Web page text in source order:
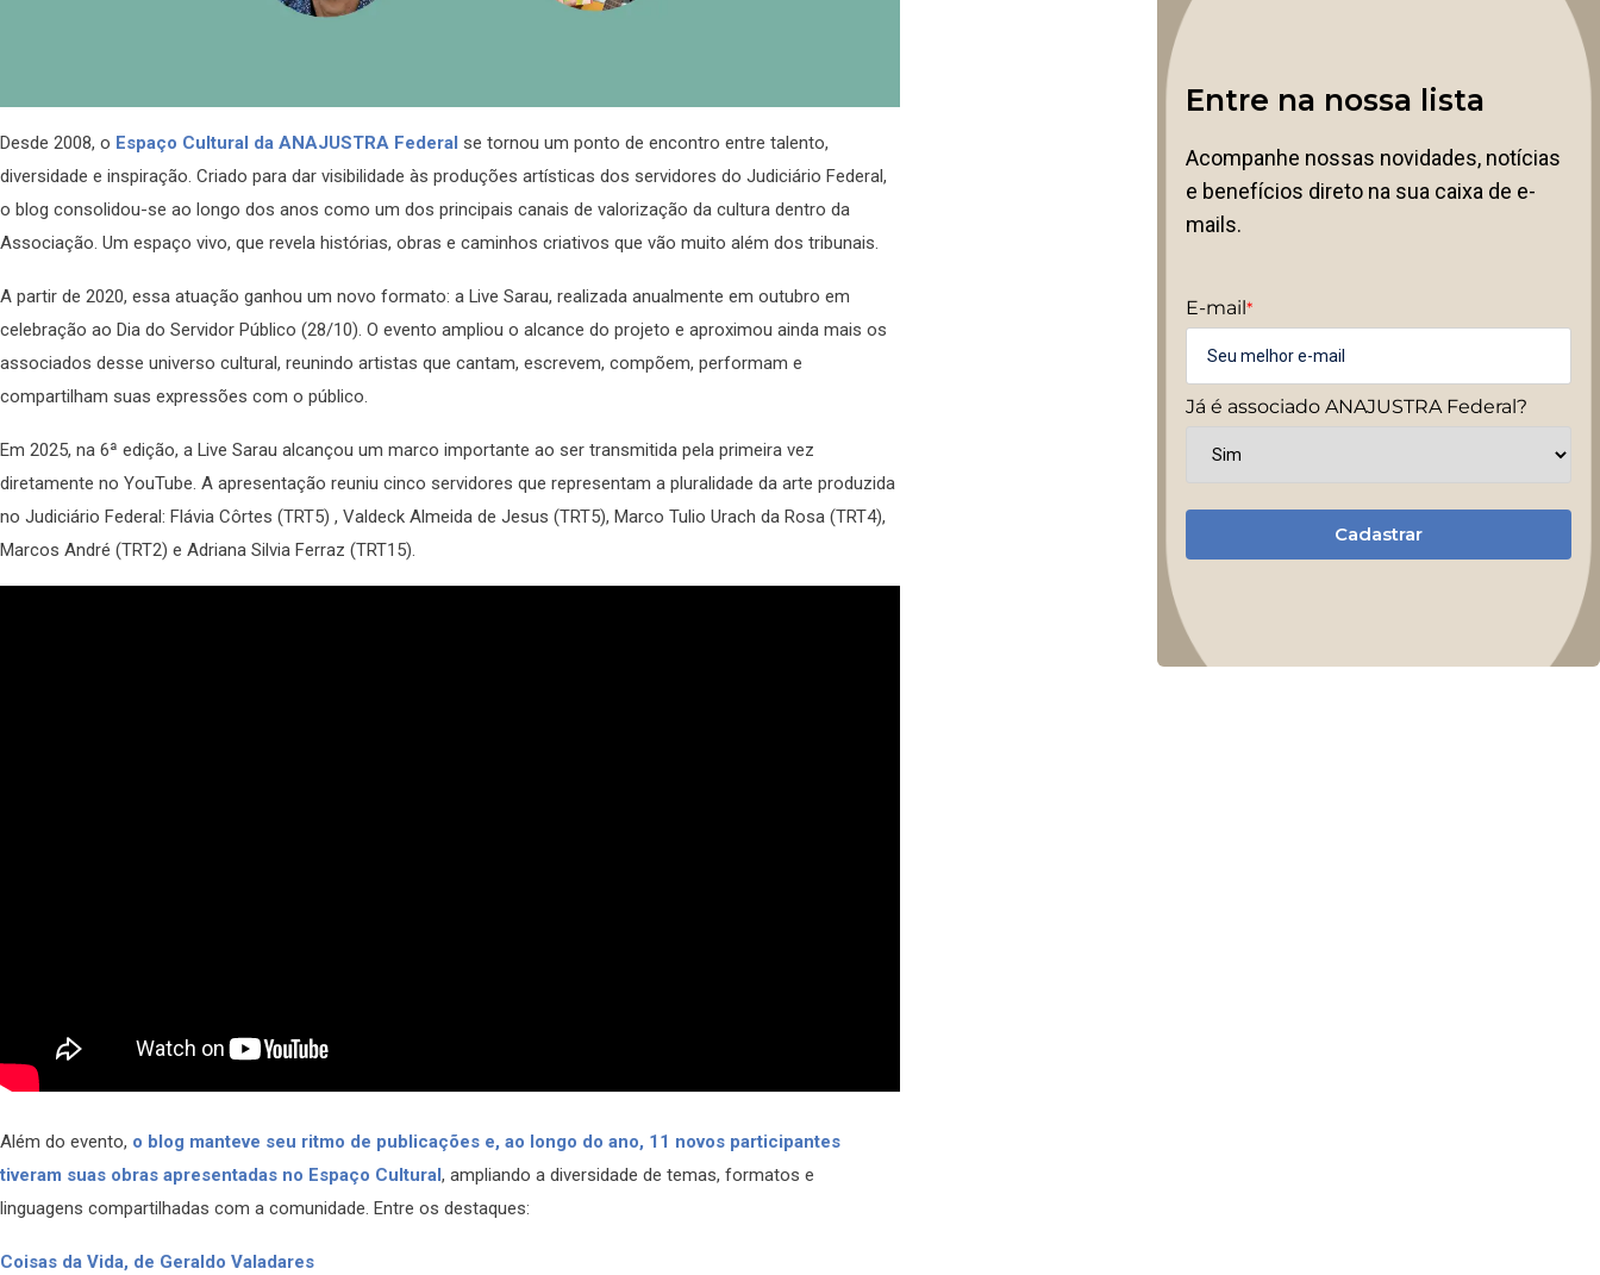
Desde 2008, o Espaço Cultural da ANAJUSTRA Federal se tornou um ponto de encontro entre talento,
diversidade e inspiração. Criado para dar visibilidade às produções artísticas dos servidores do Judiciário Federal,
o blog consolidou-se ao longo dos anos como um dos principais canais de valorização da cultura dentro da
Associação. Um espaço vivo, que revela histórias, obras e caminhos criativos que vão muito além dos tribunais.
A partir de 2020, essa atuação ganhou um novo formato: a Live Sarau, realizada anualmente em outubro em
celebração ao Dia do Servidor Público (28/10). O evento ampliou o alcance do projeto e aproximou ainda mais os
associados desse universo cultural, reunindo artistas que cantam, escrevem, compõem, performam e
compartilham suas expressões com o público.
Em 2025, na 6ª edição, a Live Sarau alcançou um marco importante ao ser transmitida pela primeira vez
diretamente no YouTube. A apresentação reuniu cinco servidores que representam a pluralidade da arte produzida
no Judiciário Federal: Flávia Côrtes (TRT5) , Valdeck Almeida de Jesus (TRT5), Marco Tulio Urach da Rosa (TRT4),
Marcos André (TRT2) e Adriana Silvia Ferraz (TRT15).
Além do evento, o blog manteve seu ritmo de publicações e, ao longo do ano, 11 novos participantes
tiveram suas obras apresentadas no Espaço Cultural , ampliando a diversidade de temas, formatos e
linguagens compartilhadas com a comunidade. Entre os destaques:
Coisas da Vida, de Geraldo Valadares
Entre na nossa lista
Acompanhe nossas novidades, notícias
e benefícios direto na sua caixa de e-
mails.
E-mail*
Já é associado ANAJUSTRA Federal?
Cadastrar